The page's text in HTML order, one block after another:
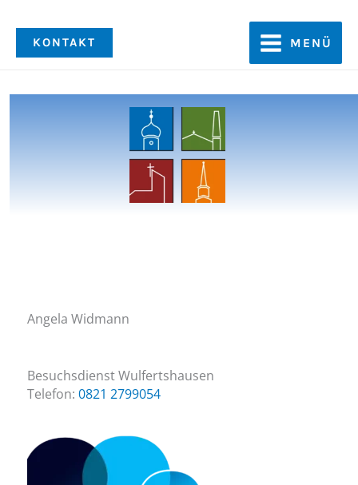
Inhalt
springenKONTAKT MENÜ
Angela Widmann
Besuchsdienst Wulfertshausen
Telefon: 0821 2799054